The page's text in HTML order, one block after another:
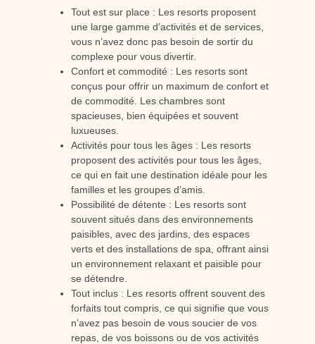
Tout est sur place : Les resorts proposent
une large gamme d’activités et de services,
vous n’avez donc pas besoin de sortir du
complexe pour vous divertir.
Confort et commodité : Les resorts sont
conçus pour offrir un maximum de confort et
de commodité. Les chambres sont
spacieuses, bien équipées et souvent
luxueuses.
Activités pour tous les âges : Les resorts
proposent des activités pour tous les âges,
ce qui en fait une destination idéale pour les
familles et les groupes d’amis.
Possibilité de détente : Les resorts sont
souvent situés dans des environnements
paisibles, avec des jardins, des espaces
verts et des installations de spa, offrant ainsi
un environnement relaxant et paisible pour
se détendre.
Tout inclus : Les resorts offrent souvent des
forfaits tout compris, ce qui signifie que vous
n’avez pas besoin de vous soucier de vos
repas, de vos boissons ou de vos activités